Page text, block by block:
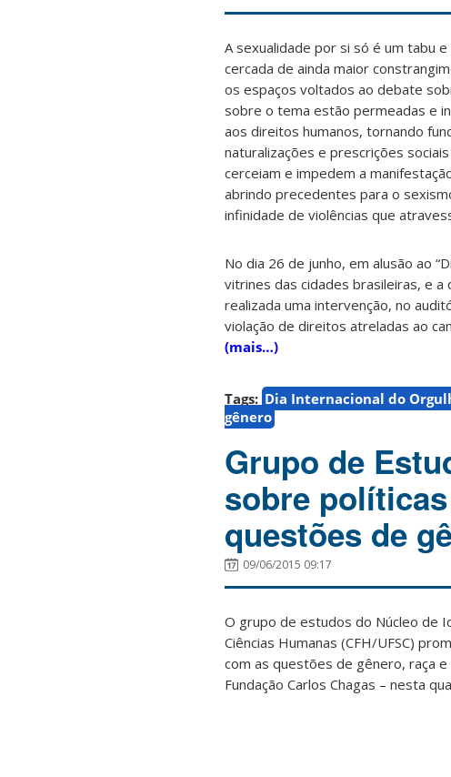
A sexualidade por si só é um tabu
cercada de ainda maior
os espaços voltados ao debate
sobre o tema estão permeadas e
aos direitos humanos, tornando
naturalizações e prescrições
cerceiam e impedem a
abrindo precedentes para o
infinidade de violências que
No dia 26 de junho, em alusão ao
vitrines das cidades brasileiras, e a
realizada uma intervenção, no
violação de direitos atreladas ao
(mais…)
Tags: Dia Internacional do
gênero
Grupo de
sobre
questões de
09/06/2015 09:17
O grupo de estudos do Núcleo de
Ciências Humanas (CFH/UFSC)
com as questões de gênero, raça
Fundação Carlos Chagas – nesta